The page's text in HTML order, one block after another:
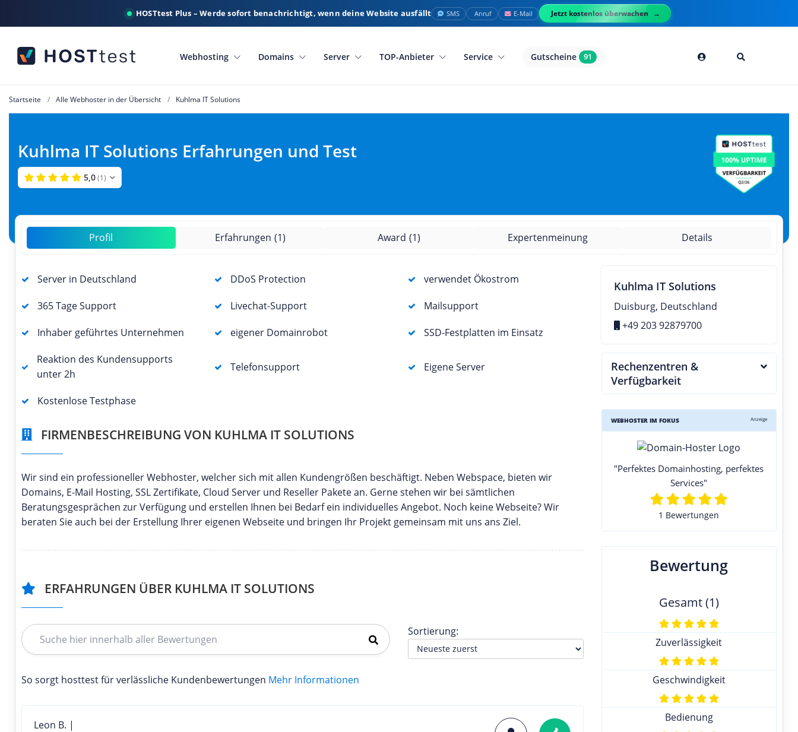
HOSTtest Plus – Werde sofort benachrichtigt, wenn deine Website ausfällt SMS Anruf E-Mail Jetzt kostenlos überwachen
Webhosting Domains Server TOP-Anbieter Service Gutscheine 91
Startseite Alle Webhoster in der Übersicht Kuhlma IT Solutions
Kuhlma IT Solutions Erfahrungen und Test
5,0 (1)
Profil Erfahrungen (1) Award (1) Expertenmeinung Details
Server in Deutschland DDoS Protection verwendet Ökostrom
365 Tage Support Livechat-Support Mailsupport
Inhaber geführtes Unternehmen eigener Domainrobot SSD-Festplatten im Einsatz
Reaktion des Kundensupports
unter 2h
Telefonsupport Eigene Server
Kostenlose Testphase
FIRMENBESCHREIBUNG VON KUHLMA IT SOLUTIONS
Wir sind ein professioneller Webhoster, welcher sich mit allen Kundengrößen beschäftigt. Neben Webspace, bieten wir
Domains, E-Mail Hosting, SSL Zertifikate, Cloud Server und Reseller Pakete an. Gerne stehen wir bei sämtlichen
Beratungsgesprächen zur Verfügung und erstellen Ihnen bei Bedarf ein individuelles Angebot. Noch keine Webseite? Wir
beraten Sie auch bei der Erstellung Ihrer eigenen Webseite und bringen Ihr Projekt gemeinsam mit uns ans Ziel.
ERFAHRUNGEN ÜBER KUHLMA IT SOLUTIONS
Sortierung:
So sorgt hosttest für verlässliche Kundenbewertungen Mehr Informationen
Leon B. |
Kuhlma IT Solutions
Duisburg, Deutschland
+49 203 92879700
Rechenzentren &
Verfügbarkeit
WEBHOSTER IM FOKUS Anzeige
"Perfektes Domainhosting, perfektes
Services"
1 Bewertungen
Bewertung
Gesamt (1)
Zuverlässigkeit
Geschwindigkeit
Bedienung